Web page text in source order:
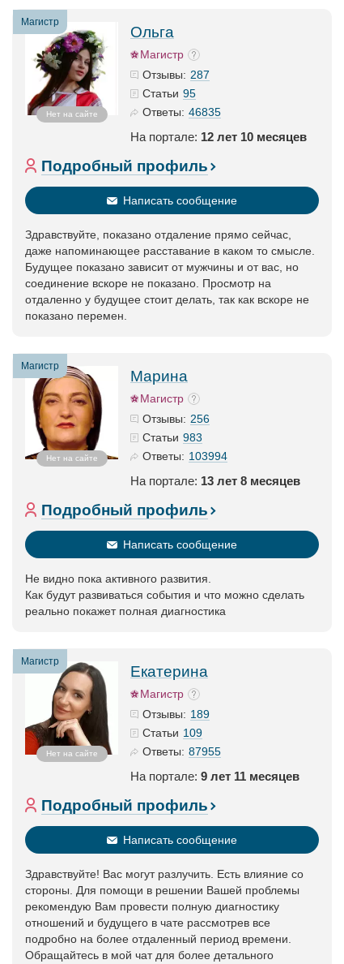
Магистр
Нет на сайте
Ольга
Магистр
Отзывы: 287
Статьи 95
Ответы: 46835
На портале: 12 лет 10 месяцев
Подробный профиль
Написать сообщение
Здравствуйте, показано отдаление прямо сейчас,
даже напоминающее расставание в каком то смысле.
Будущее показано зависит от мужчины и от вас, но
соединение вскоре не показано. Просмотр на
отдаленно у будущее стоит делать, так как вскоре не
показано перемен.
Магистр
Нет на сайте
Марина
Магистр
Отзывы: 256
Статьи 983
Ответы: 103994
На портале: 13 лет 8 месяцев
Подробный профиль
Написать сообщение
Не видно пока активного развития.
Как будут развиваться события и что можно сделать
реально покажет полная диагностика
Магистр
Нет на сайте
Екатерина
Магистр
Отзывы: 189
Статьи 109
Ответы: 87955
На портале: 9 лет 11 месяцев
Подробный профиль
Написать сообщение
Здравствуйте! Вас могут разлучить. Есть влияние со
стороны. Для помощи в решении Вашей проблемы
рекомендую Вам провести полную диагностику
отношений и будущего в чате рассмотрев все
подробно на более отдаленный период времени.
Обращайтесь в мой чат для более детального